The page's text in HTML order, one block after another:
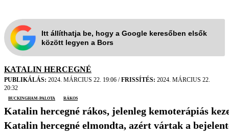
Itt állíthatja be, hogy a Google keresőben elsők
között legyen a Bors
KATALIN HERCEGNÉ
PUBLIKÁLÁS: 2024. MÁRCIUS 22. 19:06 /FRISSÍTÉS: 2024. MÁRCIUS 22.
20:32
Buckingham-palota
rákos
Katalin hercegné rákos, jelenleg kemoterápiás
Katalin hercegné elmondta, azért vártak a